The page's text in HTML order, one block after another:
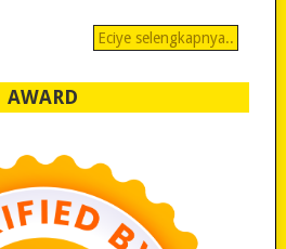
Eciye selengkapnya..
AWARD